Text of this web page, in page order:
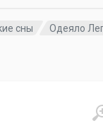
сны Одеяло